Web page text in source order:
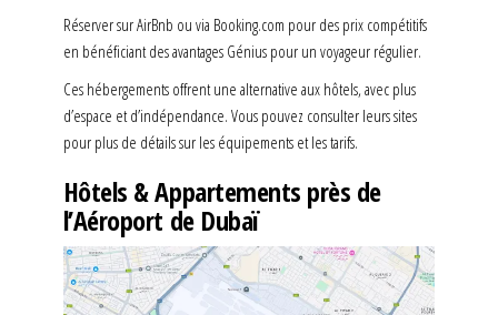
Réserver sur AirBnb ou via Booking.com pour des prix compétitifs
en bénéficiant des avantages Génius pour un voyageur régulier.
Ces hébergements offrent une alternative aux hôtels, avec plus
d’espace et d’indépendance. Vous pouvez consulter leurs sites
pour plus de détails sur les équipements et les tarifs.
Hôtels & Appartements près de
l’Aéroport de Dubaï